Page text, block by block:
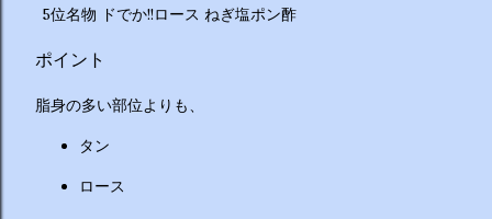
5位名物 ドでか!!ロース ねぎ塩ポン酢
ポイント
脂身の多い部位よりも、
タン
ロース